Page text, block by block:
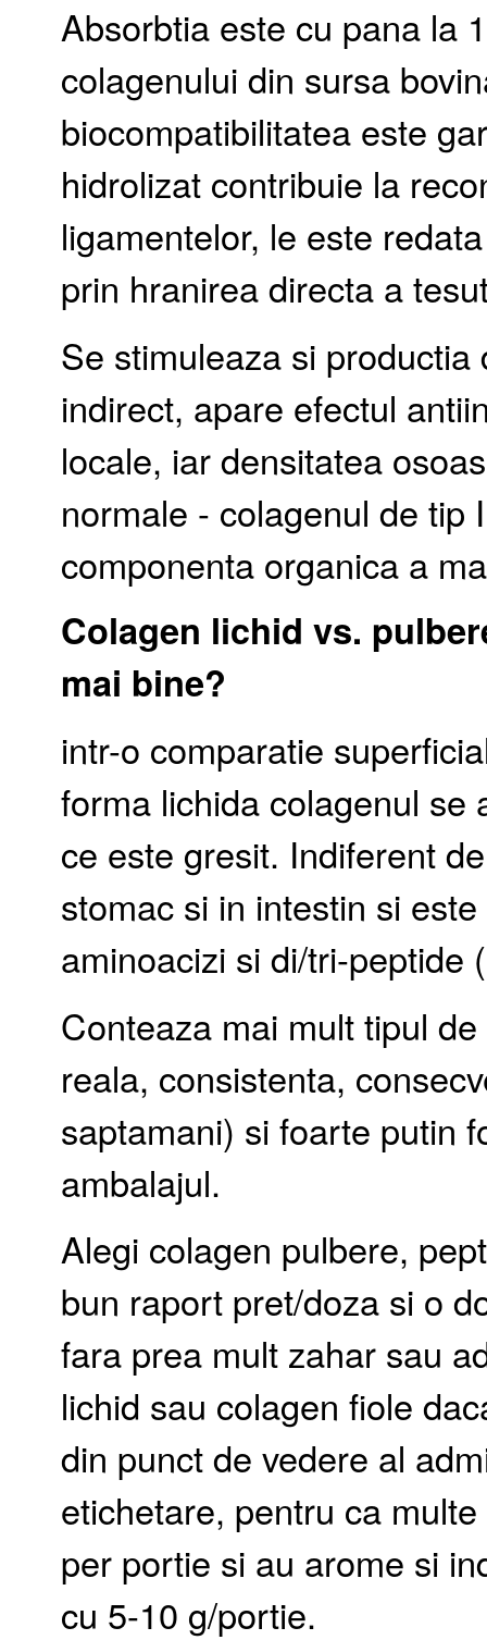
Absorbtia este cu pana la
colagenului din sursa
biocompatibilitatea este
hidrolizat contribuie la
ligamentelor, le este
prin hranirea directa a
Se stimuleaza si
indirect, apare efectul
locale, iar densitatea
normale - colagenul de tip
componenta organica a
Colagen lichid vs.
mai bine?
intr-o comparatie
forma lichida colagenul se
ce este gresit. Indiferent
stomac si in intestin si
aminoacizi si di/tri-peptide
Conteaza mai mult tipul
reala, consistenta,
saptamani) si foarte putin
ambalajul.
Alegi colagen pulbere,
bun raport pret/doza si o
fara prea mult zahar sau
lichid sau colagen fiole
din punct de vedere al
etichetare, pentru ca
per portie si au arome si
cu 5-10 g/portie.